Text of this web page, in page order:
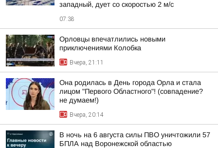
западный, дует со скоростью 2 м/с
07:38
Орловцы впечатлились новыми
приключениями Колобка
Вчера, 21:11
Она родилась в День города Орла и стала
лицом "Первого Областного"! (совпадение?
не думаем!)
Вчера, 20:14
В ночь на 6 августа силы ПВО уничтожили 57
БПЛА над Воронежской областью